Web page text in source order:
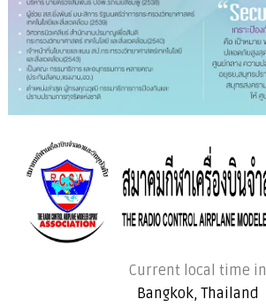
Current local time in
Bangkok, Thailand